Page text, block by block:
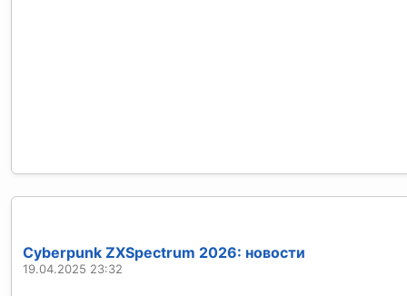
Cyberpunk ZXSpectrum 2026: новости
19.04.2025 23:32